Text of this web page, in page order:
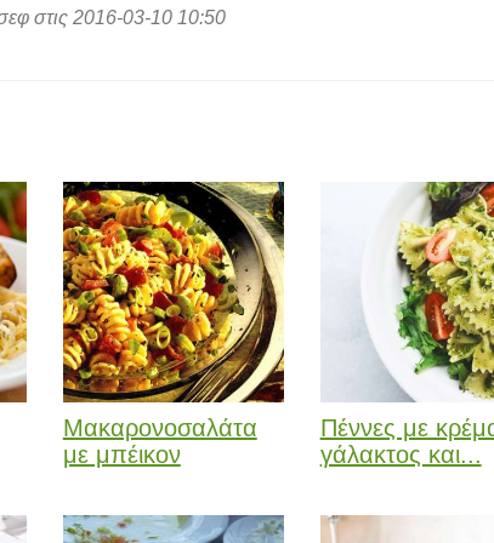
στις 2016-03-10 10:50
Μακαρονοσαλάτα
με μπέικον
Πέννες με
γάλακτος και...